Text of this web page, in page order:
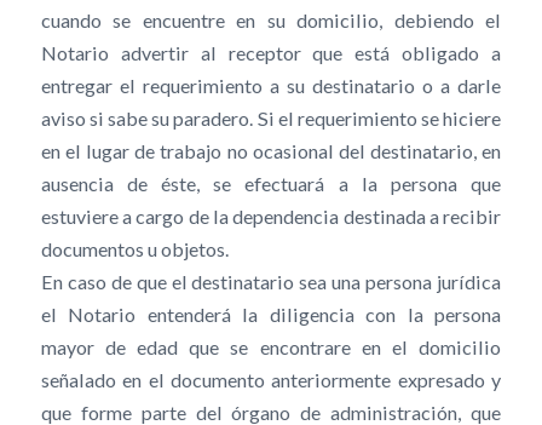
cuando se encuentre en su domicilio, debiendo el
Notario advertir al receptor que está obligado a
entregar el requerimiento a su destinatario o a darle
aviso si sabe su paradero. Si el requerimiento se hiciere
en el lugar de trabajo no ocasional del destinatario, en
ausencia de éste, se efectuará a la persona que
estuviere a cargo de la dependencia destinada a recibir
documentos u objetos.
En caso de que el destinatario sea una persona jurídica
el Notario entenderá la diligencia con la persona
mayor de edad que se encontrare en el domicilio
señalado en el documento anteriormente expresado y
que forme parte del órgano de administración, que